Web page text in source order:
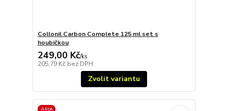
Collonil Carbon Complete 125 ml set s
houbičkou
249,00 Kč/ks
205,79 Kč bez DPH
Zvolit variantu
Akce